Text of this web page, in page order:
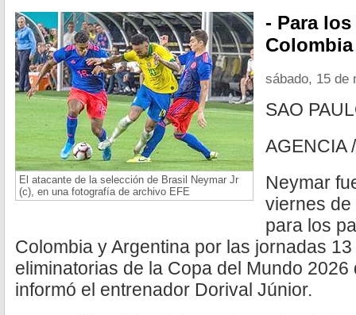
El atacante de la selección de Brasil Neymar Jr
(c), en una fotografía de archivo EFE
- Para
sábado, 15 de
SAO
AGENCIA
Neymar
viernes
para los
Colombia y Argentina por las jornadas
eliminatorias de la Copa del Mundo
informó el entrenador Dorival Júnior.